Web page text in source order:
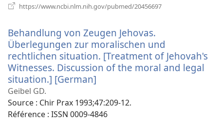
https://www.ncbi.nlm.nih.gov/pubmed/20456697
Behandlung von Zeugen Jehovas.
Überlegungen zur moralischen und
rechtlichen situation. [Treatment of Jehovah's
Witnesses. Discussion of the moral and legal
situation.] [German]
nouvelle
fenêtre)
Geibel GD.
Source ‎: Chir Prax 1993;47:209-12.
Référence ‎: ISSN 0009-4846